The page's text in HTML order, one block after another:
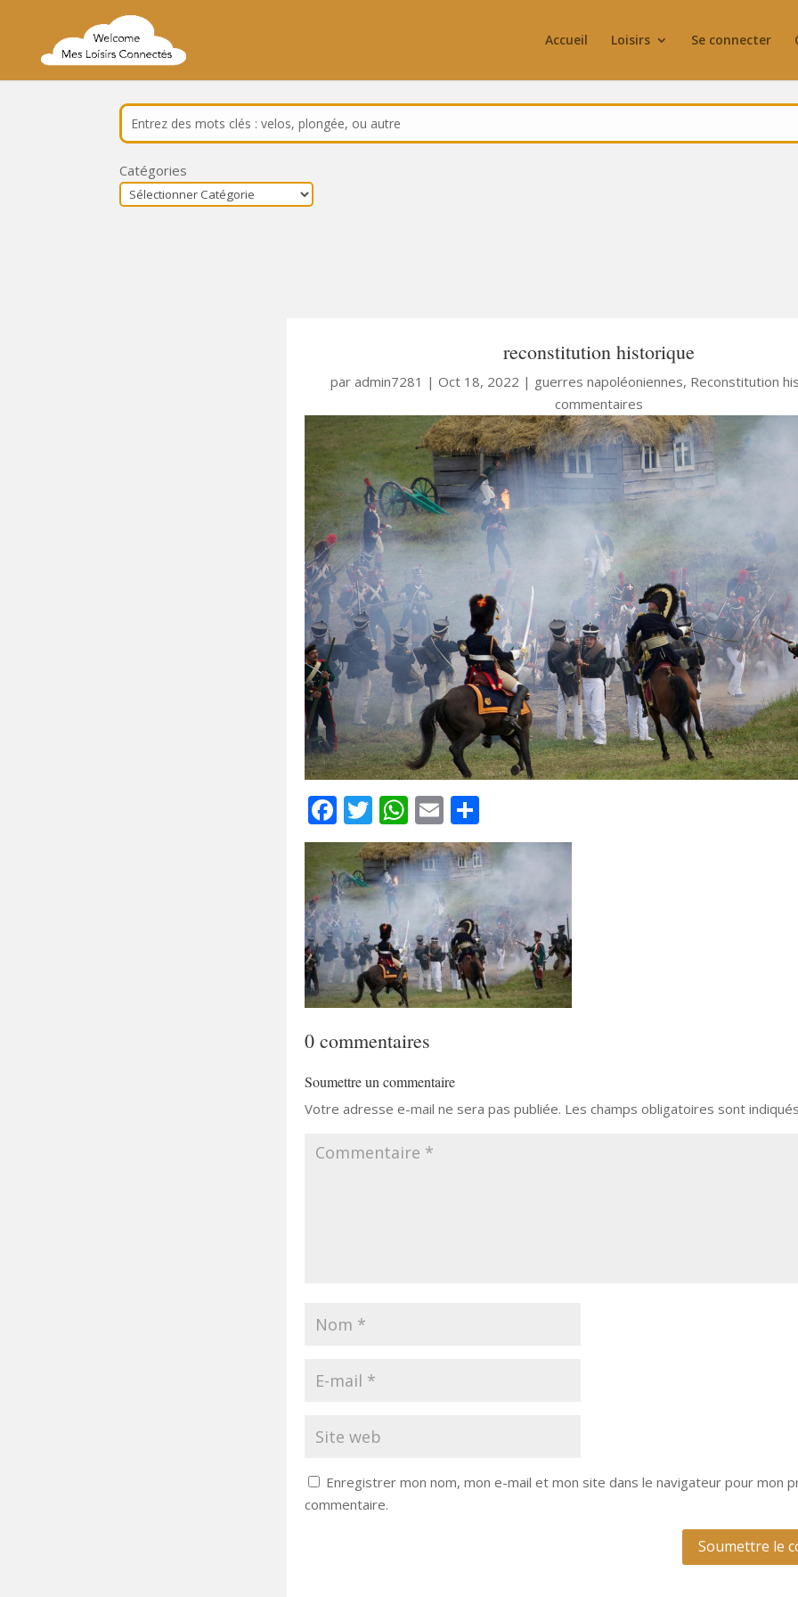
Accueil Loisirs Se connecter
Catégories
reconstitution historique
par admin7281 | Oct 18, 2022 | guerres napoléoniennes, Reconstitution
commentaires
Facebook
Twitter
WhatsApp
Email
0 commentaires
Soumettre un commentaire
Votre adresse e-mail ne sera pas publiée. Les champs obligatoires sont
Enregistrer mon nom, mon e-mail et mon site dans le navigateur pour mon
commentaire.
Soumettre le